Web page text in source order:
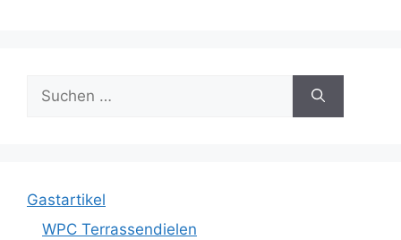
nach:
Gastartikel
WPC Terrassendielen